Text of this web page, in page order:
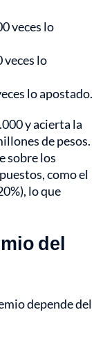
veces lo
veces lo
lo apostado.
y acierta la
de pesos.
sobre los
como el
lo que
del
depende del